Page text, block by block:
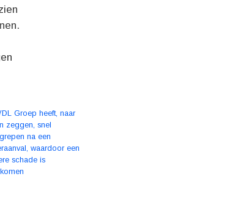
Groep heeft, naar
zeggen, snel
na een
waardoor een
schade is